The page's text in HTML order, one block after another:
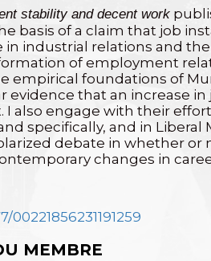
stability and decent work
basis of a claim that job
in industrial relations and
of employment
empirical foundations of
evidence that an increase
I also engage with their
specifically, and in
debate in whether
changes in
00221856231191259
MEMBRE